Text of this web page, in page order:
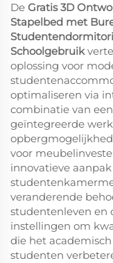
De Gratis 3D
Stapelbed met
Schoolgebruik
oplossing voor
optimaliseren via
combinatie van
geïntegreerde
voor
innovatieve
veranderende
studentenleven en
instellingen om
die het
studenten